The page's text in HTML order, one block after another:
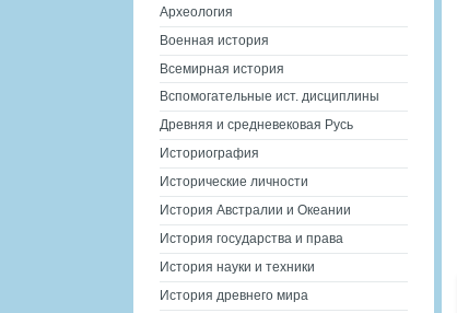
Археология
Военная история
Всемирная история
Вспомогательные ист. дисциплины
Древняя и средневековая Русь
Историография
Исторические личности
История Австралии и Океании
История государства и права
История науки и техники
История древнего мира